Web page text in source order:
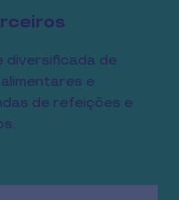
diversificada de
e
de refeições e